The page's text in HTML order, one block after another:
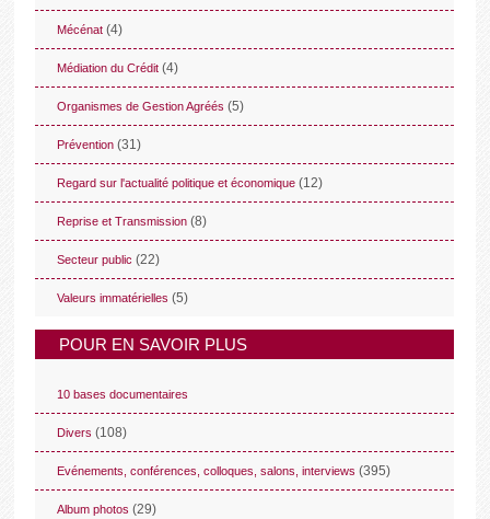
Mécénat (4)
Médiation du Crédit (4)
Organismes de Gestion Agréés (5)
Prévention (31)
Regard sur l'actualité politique et économique (12)
Reprise et Transmission (8)
Secteur public (22)
Valeurs immatérielles (5)
POUR EN SAVOIR PLUS
10 bases documentaires
Divers (108)
Evénements, conférences, colloques, salons, interviews (395)
Album photos (29)